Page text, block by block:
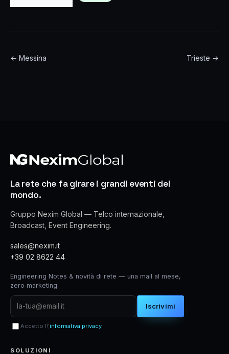
← Messina Trieste →
La rete che fa girare i grandi eventi del
mondo.
Gruppo Nexim Global — Telco internazionale,
Broadcast, Event Engineering.
sales@nexim.it
+39 02 8622 44
Engineering Notes & novità di rete — una mail al mese,
zero marketing.
Iscrivimi
Accetto l\'informativa privacy
SOLUZIONI